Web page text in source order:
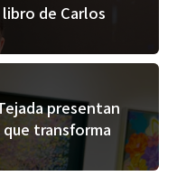
de Carlos
presentan
transforma